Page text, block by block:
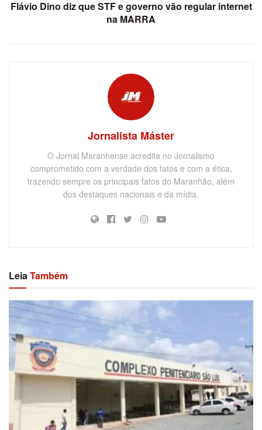
Flávio Dino diz que STF e governo vão regular internet
na MARRA
Jornalista Máster
O Jornal Maranhense acredita no Jornalismo
comprometido com a verdade dos fatos e com a ética,
trazendo sempre os principais fatos do Maranhão, além
dos destaques nacionais e da mídia.
Leia Também